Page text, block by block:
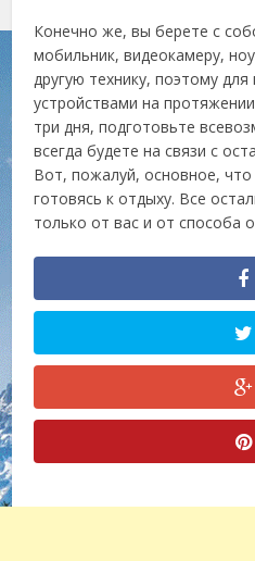
Конечно же, вы берете с
мобильник, видеокамеру,
другую технику, поэтому
устройствами на
три дня, подготовьте
всегда будете на связи с
Вот, пожалуй, основное,
готовясь к отдыху. Все
только от вас и от способа